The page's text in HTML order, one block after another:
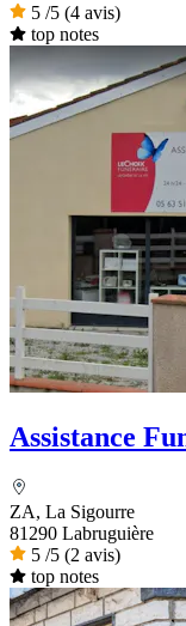
5 /5 (4 avis)
top notes
Assistance
ZA, La Sigourre
81290 Labruguière
5 /5 (2 avis)
top notes